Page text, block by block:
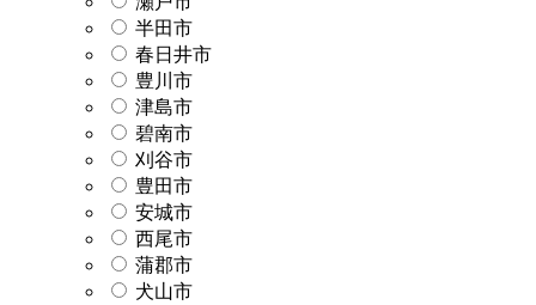
半田市
春日井市
豊川市
津島市
碧南市
刈谷市
豊田市
安城市
西尾市
蒲郡市
犬山市